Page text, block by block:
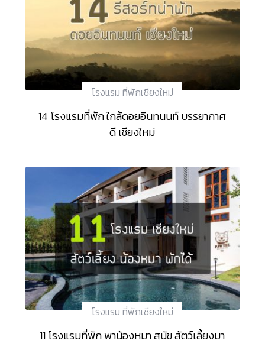
โรงแรม ที่พักเชียงใหม่
14 โรงแรมที่พัก ใกล้ดอยอินทนนท์ บรรยากาศ
ดี เชียงใหม่
โรงแรม ที่พักเชียงใหม่
11 โรงแรมที่พัก พาน้องหมา สุนัข สัตว์เลี้ยงมา